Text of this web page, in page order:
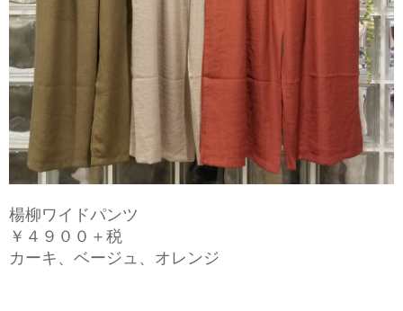
楊柳ワイドパンツ
￥４９００＋税
カーキ、ベージュ、オレンジ